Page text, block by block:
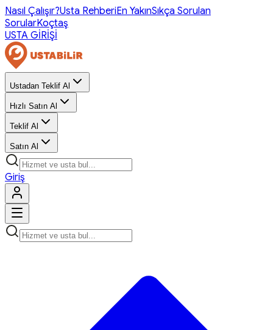
Nasıl Çalışır?Usta RehberiEn YakınSıkça Sorulan
SorularKoçtaş
USTA GİRİŞİ
Ustadan Teklif Al
Hızlı Satın Al
Teklif Al
Satın Al
Giriş